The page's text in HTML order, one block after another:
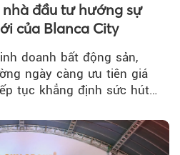
nhà đầu tư hướng sự
của Blanca City
doanh bất động sản,
ngày càng ưu tiên giá
tục khẳng định sức hút